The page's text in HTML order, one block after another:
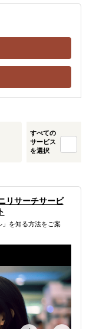
すべての
サービス
を選択
リサーチサービ
を知る方法をご案